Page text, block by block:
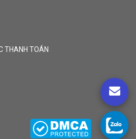
THANH TOÁN